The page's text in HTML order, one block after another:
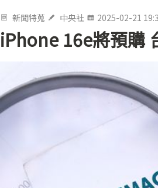
新聞特蒐 中央社 2025-02-21
iPhone 16e將預購